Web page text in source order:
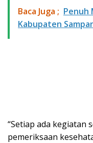
Baca Juga ; Penuh
Kabupaten
“Setiap ada kegiatan
pemeriksaan